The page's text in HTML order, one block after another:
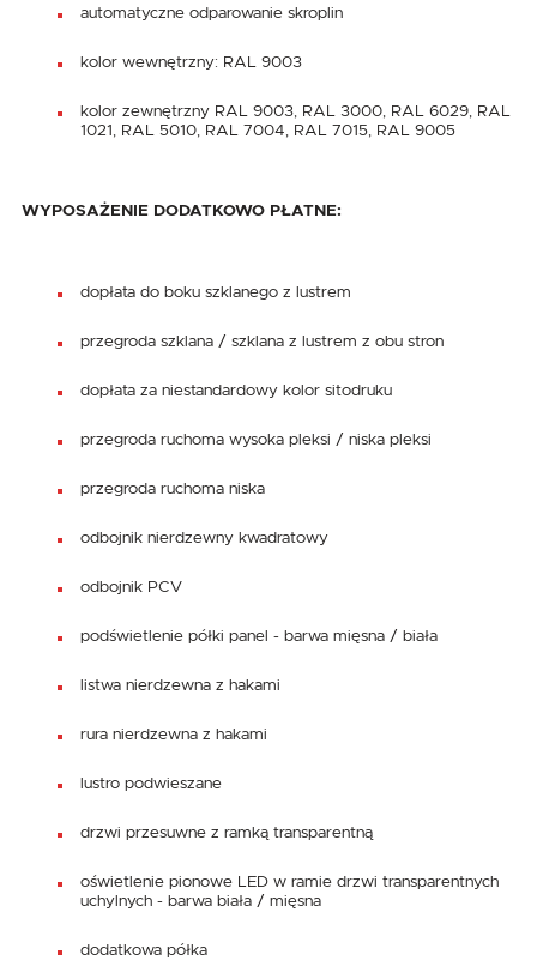
automatyczne odparowanie skroplin
kolor wewnętrzny: RAL 9003
kolor zewnętrzny RAL 9003, RAL 3000, RAL 6029, RAL
1021, RAL 5010, RAL 7004, RAL 7015, RAL 9005
WYPOSAŻENIE DODATKOWO PŁATNE:
dopłata do boku szklanego z lustrem
przegroda szklana / szklana z lustrem z obu stron
dopłata za niestandardowy kolor sitodruku
przegroda ruchoma wysoka pleksi / niska pleksi
przegroda ruchoma niska
odbojnik nierdzewny kwadratowy
odbojnik PCV
podświetlenie półki panel - barwa mięsna / biała
listwa nierdzewna z hakami
rura nierdzewna z hakami
lustro podwieszane
drzwi przesuwne z ramką transparentną
oświetlenie pionowe LED w ramie drzwi transparentnych
uchylnych - barwa biała / mięsna
dodatkowa półka